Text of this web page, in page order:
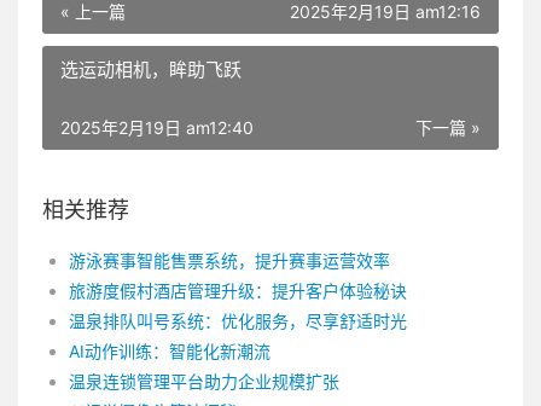
« 上一篇 2025年2月19日 am12:16
选运动相机，眸助飞跃
下一篇 »
2025年2月19日 am12:40
相关推荐
游泳赛事智能售票系统，提升赛事运营效率
旅游度假村酒店管理升级：提升客户体验秘诀
温泉排队叫号系统：优化服务，尽享舒适时光
AI动作训练：智能化新潮流
温泉连锁管理平台助力企业规模扩张